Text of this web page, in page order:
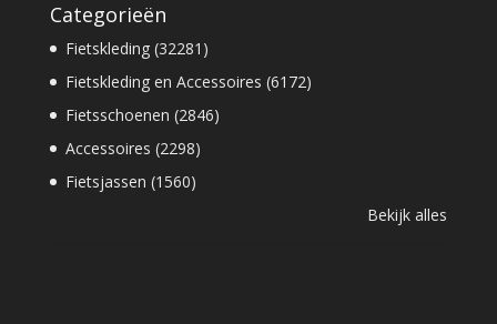
Categorieën
Fietskleding (32281)
Fietskleding en Accessoires (6172)
Fietsschoenen (2846)
Accessoires (2298)
Fietsjassen (1560)
Bekijk alles